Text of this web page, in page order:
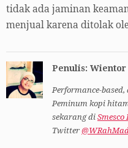
tidak ada jaminan
menjual karena ditolak
Penulis: Wientor
Performance-
Peminum kopi
sekarang di
Twitter